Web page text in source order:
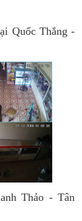
Quốc Thắng -
Thảo - Tân